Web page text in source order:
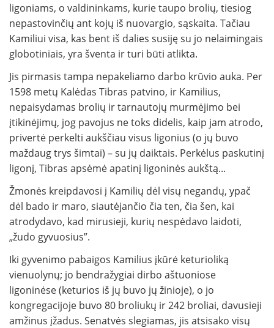
ligoniams, o valdininkams, kurie taupo brolių, tiesiog
nepastovinčių ant kojų iš nuovargio, sąskaita. Tačiau
Kamiliui visa, kas bent iš dalies susiję su jo nelaimingais
globotiniais, yra šventa ir turi būti atlikta.
Jis pirmasis tampa nepakeliamo darbo krūvio auka. Per
1598 metų Kalėdas Tibras patvino, ir Kamilius,
nepaisydamas brolių ir tarnautojų murmėjimo bei
įtikinėjimų, jog pavojus ne toks didelis, kaip jam atrodo,
privertė perkelti aukščiau visus ligonius (o jų buvo
maždaug trys šimtai) – su jų daiktais. Perkėlus paskutinį
ligonį, Tibras apsėmė apatinį ligoninės aukštą...
Žmonės kreipdavosi į Kamilių dėl visų negandų, ypač
dėl bado ir maro, siautėjančio čia ten, čia šen, kai
atrodydavo, kad mirusieji, kurių nespėdavo laidoti,
„žudo gyvuosius”.
Iki gyvenimo pabaigos Kamilius įkūrė keturioliką
vienuolynų; jo bendražygiai dirbo aštuoniose
ligoninėse (keturios iš jų buvo jų žinioje), o jo
kongregacijoje buvo 80 broliukų ir 242 broliai, davusieji
amžinus įžadus. Senatvės slegiamas, jis atsisako visų